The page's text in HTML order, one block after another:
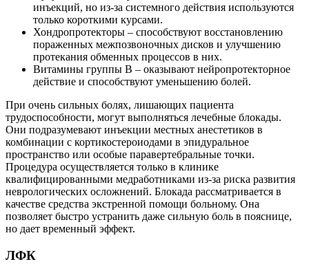
инъекций, но из-за системного действия используются
только короткими курсами.
Хондропротекторы – способствуют восстановлению
пораженных межпозвоночных дисков и улучшению
протекания обменных процессов в них.
Витамины группы В – оказывают нейропротекторное
действие и способствуют уменьшению болей.
При очень сильных болях, лишающих пациента
трудоспособности, могут выполняться лечебные блокады.
Они подразумевают инъекции местных анестетиков в
комбинации с кортикостероиодами в эпидуральное
пространство или особые паравертебральные точки.
Процедура осуществляется только в клинике
квалифицированными медработниками из-за риска развития
неврологических осложнений. Блокада рассматривается в
качестве средства экстренной помощи больному. Она
позволяет быстро устранить даже сильную боль в пояснице,
но дает временный эффект.
ЛФК